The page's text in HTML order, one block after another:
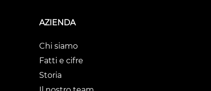
AZIENDA
Chi siamo
Fatti e cifre
Storia